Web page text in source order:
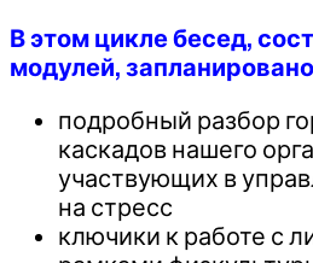
В этом цикле бесед,
модулей,
подробный разбор
каскадов нашего
участвующих в
на стресс
ключики к работе с